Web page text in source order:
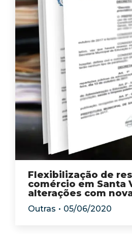
Flexibilização de
comércio em Santa
alterações com
Outras 05/06/2020